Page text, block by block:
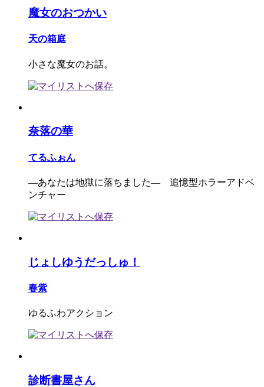
魔女のおつかい
天の箱庭
小さな魔女のお話。
奈落の華
てるふぉん
―あなたは地獄に落ちました― 追憶型ホラーアドベ
ンチャー
じょしゆうだっしゅ！
春紫
ゆるふわアクション
診断書屋さん